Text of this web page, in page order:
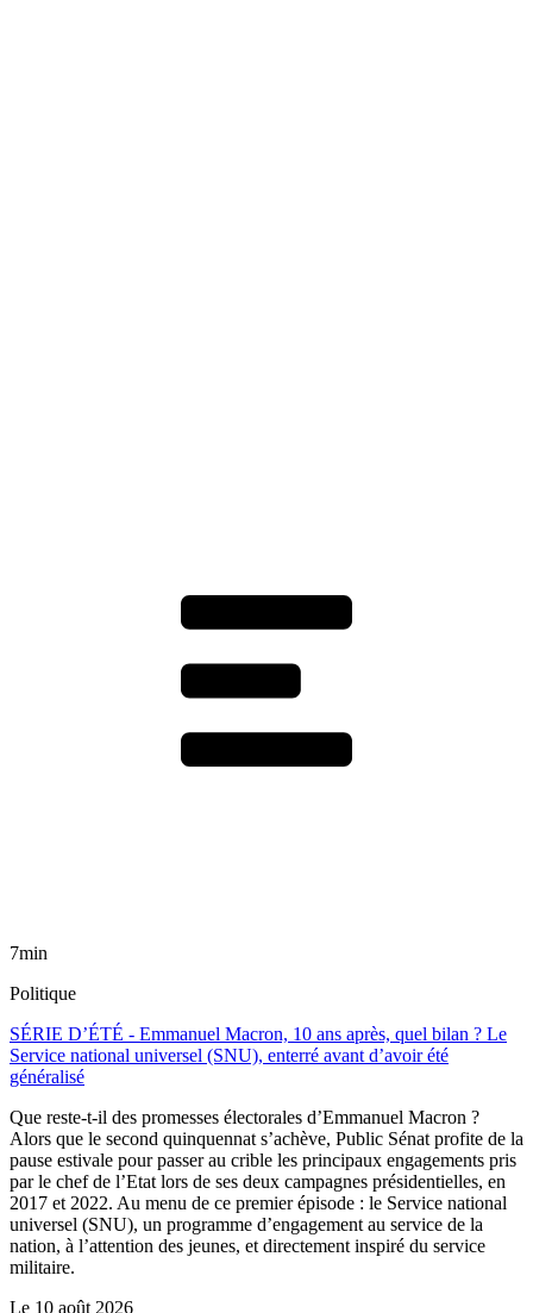
7min
Politique
SÉRIE D’ÉTÉ - Emmanuel Macron, 10 ans après, quel bilan ? Le
Service national universel (SNU), enterré avant d’avoir été
généralisé
Que reste-t-il des promesses électorales d’Emmanuel Macron ?
Alors que le second quinquennat s’achève, Public Sénat profite de la
pause estivale pour passer au crible les principaux engagements pris
par le chef de l’Etat lors de ses deux campagnes présidentielles, en
2017 et 2022. Au menu de ce premier épisode : le Service national
universel (SNU), un programme d’engagement au service de la
nation, à l’attention des jeunes, et directement inspiré du service
militaire.
Le 10 août 2026